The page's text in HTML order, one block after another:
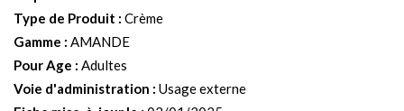
Type de Produit : Crème
Gamme : AMANDE
Pour Age : Adultes
Voie d'administration : Usage externe